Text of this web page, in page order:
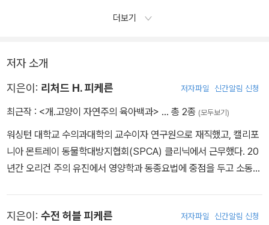
더보기
저자 소개
지은이: 리처드 H. 피케른 저자파일 신간알림 신청
최근작 : <개.고양이 자연주의 육아백과> … 총 2종 (모두보기)
워싱턴 대학교 수의과대학의 교수이자 연구원으로 재직했고, 캘리포
니아 몬트레이 동물학대방지협회(SPCA) 클리닉에서 근무했다. 20
년간 오리건 주의 유진에서 영양학과 동종요법에 중점을 두고 소동물
을 하고 있다.
지은이: 수전 허블 피케른 저자파일 신간알림 신청